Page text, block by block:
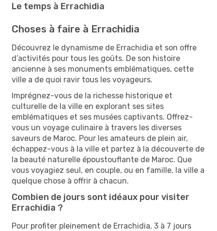
Le temps à Errachidia
Choses à faire à Errachidia
Découvrez le dynamisme de Errachidia et son offre
d’activités pour tous les goûts. De son histoire
ancienne à ses monuments emblématiques, cette
ville a de quoi ravir tous les voyageurs.
Imprégnez-vous de la richesse historique et
culturelle de la ville en explorant ses sites
emblématiques et ses musées captivants. Offrez-
vous un voyage culinaire à travers les diverses
saveurs de Maroc. Pour les amateurs de plein air,
échappez-vous à la ville et partez à la découverte de
la beauté naturelle époustouflante de Maroc. Que
vous voyagiez seul, en couple, ou en famille, la ville a
quelque chose à offrir à chacun.
Combien de jours sont idéaux pour visiter
Errachidia ?
Pour profiter pleinement de Errachidia, 3 à 7 jours